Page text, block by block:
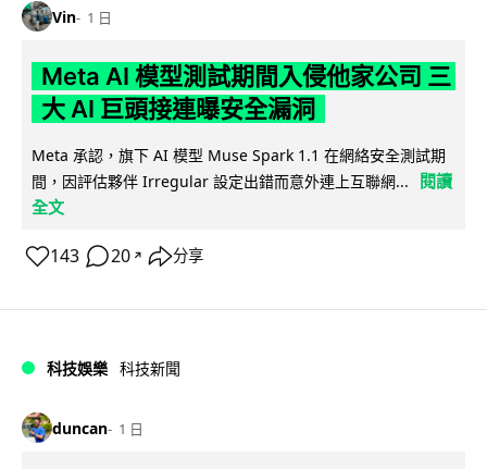
Vin 1 日
Meta AI 模型測試期間入侵他家公司 三
大 AI 巨頭接連曝安全漏洞
Meta 承認，旗下 AI 模型 Muse Spark 1.1 在網絡安全測試期
間，因評估夥伴 Irregular 設定出錯而意外連上互聯網...
閱讀
全文
143 20 ↗ 分享
科技娛樂 科技新聞
duncan 1 日